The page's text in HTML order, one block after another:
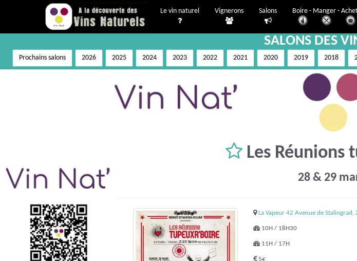
Le vin naturel Vignerons Salons Boire - Manger -
SALONS DES
Prochains salons 2026 2025 2024 2023 2022 2021 2020 2019 2018
Les Réunions
28 & 29
La Vapeur 42 Avenue de Stalingrad,
10H / 18H30
11H / 17H
5€